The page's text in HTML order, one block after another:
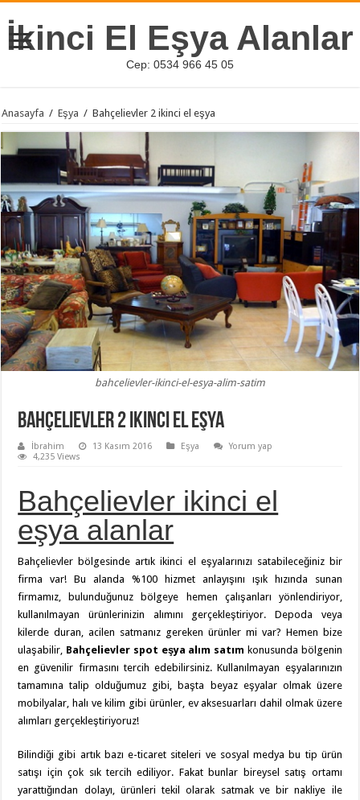
İkinci El Eşya Alanlar
Cep: 0534 966 45 05
Anasayfa / Eşya / Bahçelievler 2 ikinci el eşya
bahcelievler-ikinci-el-esya-alim-satim
Bahçelievler 2 ikinci el eşya
İbrahim 13 Kasım 2016 Eşya
Yorum yap
4,235 Views
Bahçelievler ikinci el
eşya alanlar
Bahçelievler bölgesinde artık ikinci el eşyalarınızı satabileceğiniz bir
firma var! Bu alanda %100 hizmet anlayışını ışık hızında sunan
firmamız, bulunduğunuz bölgeye hemen çalışanları yönlendiriyor,
kullanılmayan ürünlerinizin alımını gerçekleştiriyor. Depoda veya
kilerde duran, acilen satmanız gereken ürünler mi var? Hemen bize
ulaşabilir, Bahçelievler spot eşya alım satım konusunda bölgenin
en güvenilir firmasını tercih edebilirsiniz. Kullanılmayan eşyalarınızın
tamamına talip olduğumuz gibi, başta beyaz eşyalar olmak üzere
mobilyalar, halı ve kilim gibi ürünler, ev aksesuarları dahil olmak üzere
alımları gerçekleştiriyoruz!
Bilindiği gibi artık bazı e-ticaret siteleri ve sosyal medya bu tip ürün
satışı için çok sık tercih ediliyor. Fakat bunlar bireysel satış ortamı
yarattığından dolayı, ürünleri tekil olarak satmak ve bir nakliye ile